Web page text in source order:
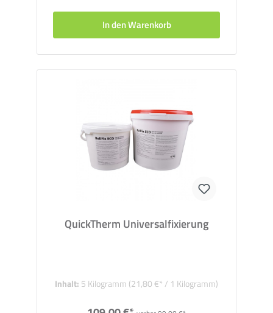
In den Warenkorb
QuickTherm Universalfixierung
Inhalt: 5 Kilogramm (21,80 €* / 1 Kilogramm)